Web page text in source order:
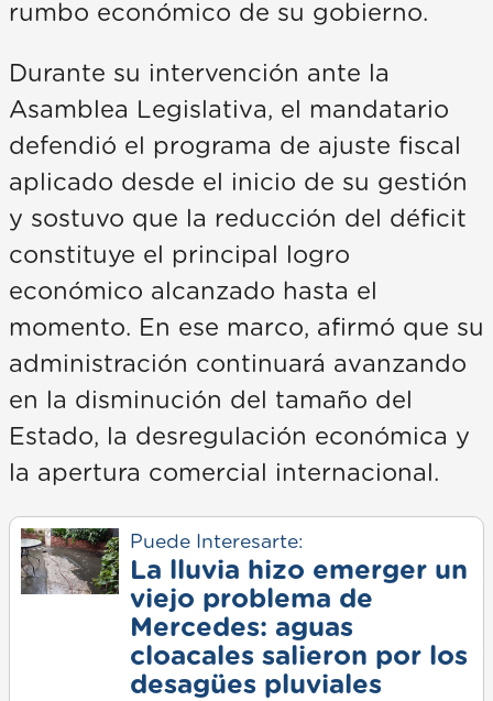
rumbo económico de su gobierno.
Durante su intervención ante la
Asamblea Legislativa, el mandatario
defendió el programa de ajuste fiscal
aplicado desde el inicio de su gestión
y sostuvo que la reducción del déficit
constituye el principal logro
económico alcanzado hasta el
momento. En ese marco, afirmó que su
administración continuará avanzando
en la disminución del tamaño del
Estado, la desregulación económica y
la apertura comercial internacional.
Puede Interesarte:
La lluvia hizo emerger un
viejo problema de
Mercedes: aguas
cloacales salieron por los
desagües pluviales